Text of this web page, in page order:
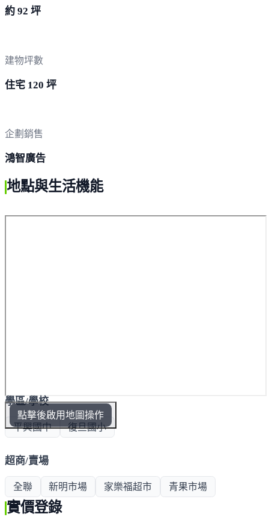
約 92 坪
建物坪數
住宅 120 坪
企劃銷售
鴻智廣告
地點與生活機能
點擊後啟用地圖操作
學區/學校
平興國中 復旦國小
超商/賣場
全聯 新明市場 家樂福超市 青果市場
實價登錄